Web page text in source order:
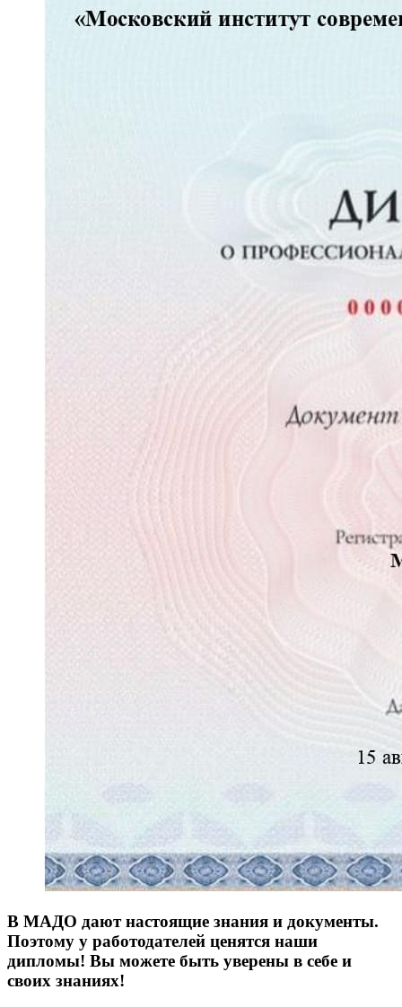
В МАДО дают настоящие знания и документы.
Поэтому у работодателей ценятся наши
дипломы! Вы можете быть уверены в себе и
своих знаниях!